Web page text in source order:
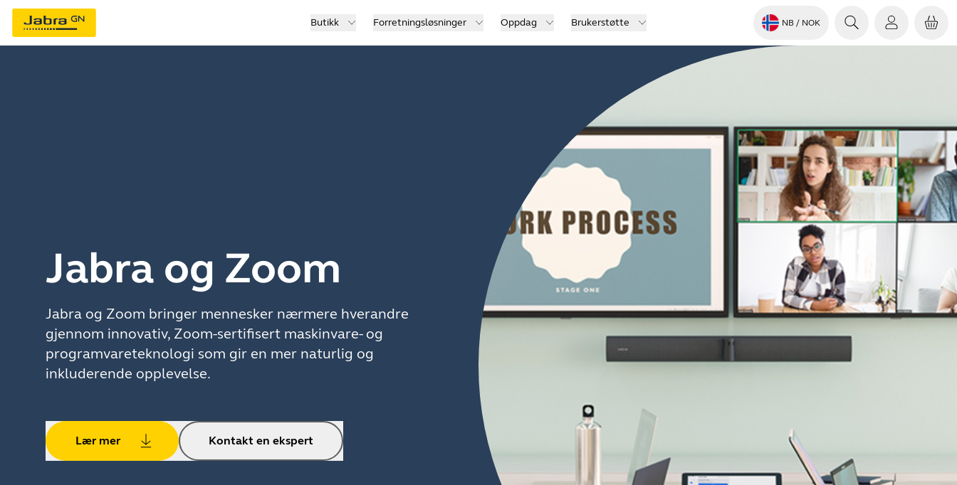
Butikk Forretningsløsninger Oppdag Brukerstøtte NB / NOK
Jabra og Zoom
Jabra og Zoom bringer mennesker nærmere hverandre
gjennom innovativ, Zoom-sertifisert maskinvare- og
programvareteknologi som gir en mer naturlig og
inkluderende opplevelse.
Lær mer Kontakt en ekspert